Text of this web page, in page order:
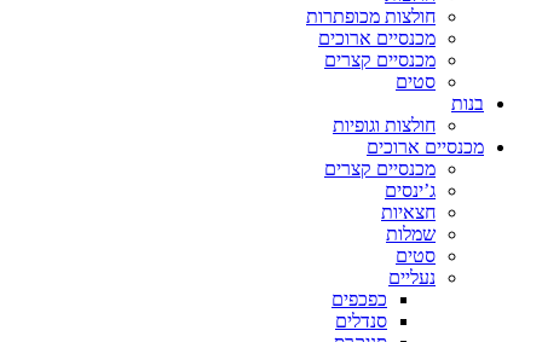
חולצות מכופתרות
מכנסיים ארוכים
מכנסיים קצרים
סטים
בנות
חולצות וגופיות
מכנסיים ארוכים
מכנסיים קצרים
ג’ינסים
חצאיות
שמלות
סטים
נעליים
כפכפים
סנדלים